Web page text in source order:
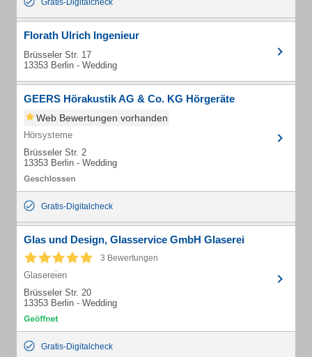
Gratis-Digitalcheck
Florath Ulrich Ingenieur
Brüsseler Str. 17
13353 Berlin - Wedding
GEERS Hörakustik AG & Co. KG Hörgeräte
Web Bewertungen vorhanden
Hörsysteme
Brüsseler Str. 2
13353 Berlin - Wedding
Gratis-Digitalcheck
Glas und Design, Glasservice GmbH Glaserei
3 Bewertungen
Glasereien
Brüsseler Str. 20
13353 Berlin - Wedding
Gratis-Digitalcheck